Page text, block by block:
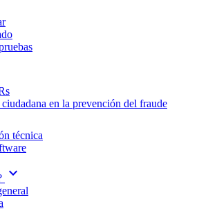
en la prevención del fraude
técnica
expand_more